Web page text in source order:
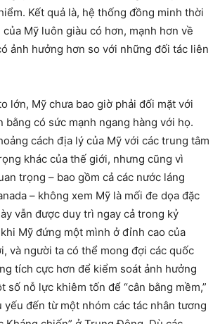
Kết quả là, hệ thống đồng minh thời
Mỹ luôn giàu có hơn, mạnh hơn về
ảnh hưởng hơn so với những đối tác liên
lớn, Mỹ chưa bao giờ phải đối mặt với
bằng có sức mạnh ngang hàng với họ.
cách địa lý của Mỹ với các trung tâm
khác của thế giới, nhưng cũng vì
trọng – bao gồm cả các nước láng
– không xem Mỹ là mối đe dọa đặc
vẫn được duy trì ngay cả trong kỷ
Mỹ đứng một mình ở đỉnh cao của
và người ta có thể mong đợi các quốc
tích cực hơn để kiểm soát ảnh hưởng
số nỗ lực khiêm tốn để “cân bằng mềm,”
yếu đến từ một nhóm các tác nhân tương